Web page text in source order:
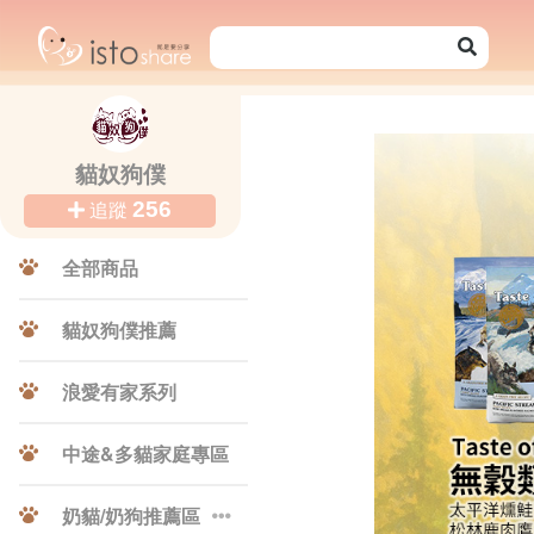
貓奴狗僕
追蹤256
全部商品
貓奴狗僕推薦
浪愛有家系列
中途&多貓家庭專區
奶貓/奶狗推薦區